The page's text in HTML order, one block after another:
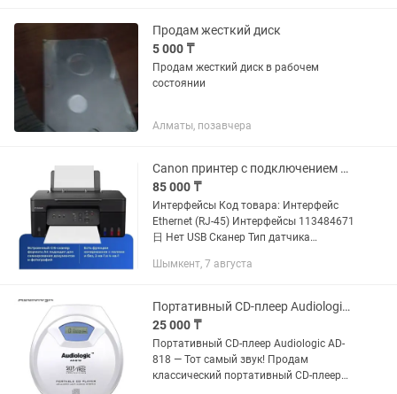
Продам жесткий диск
5 000 ₸
Продам жесткий диск в рабочем
состоянии
Алматы, позавчера
Canon принтер с подключением WI-FI
85 000 ₸
Интерфейсы Код товара: Интерфейс
Ethernet (RJ-45) Интерфейсы 113484671
日 Нет USB Сканер Тип датчика
Максимальный размер сканирования
Шымкент, 7 августа
Портативный CD-плеер Audiologic AD-818
25 000 ₸
Портативный CD-плеер Audiologic AD-
818 — Тот самый звук! Продам
классический портативный CD-плеер